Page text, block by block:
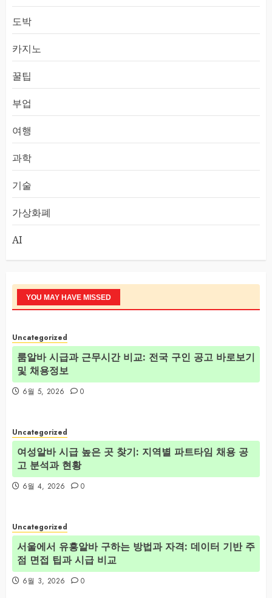
도박
카지노
꿀팁
부업
여행
과학
기술
가상화폐
AI
YOU MAY HAVE MISSED
Uncategorized
룸알바 시급과 근무시간 비교: 전국 구인 공고 바로보기
및 채용정보
6월 5, 2026 0
Uncategorized
여성알바 시급 높은 곳 찾기: 지역별 파트타임 채용 공
고 분석과 현황
6월 4, 2026 0
Uncategorized
서울에서 유흥알바 구하는 방법과 자격: 데이터 기반 주
점 면접 팁과 시급 비교
6월 3, 2026 0